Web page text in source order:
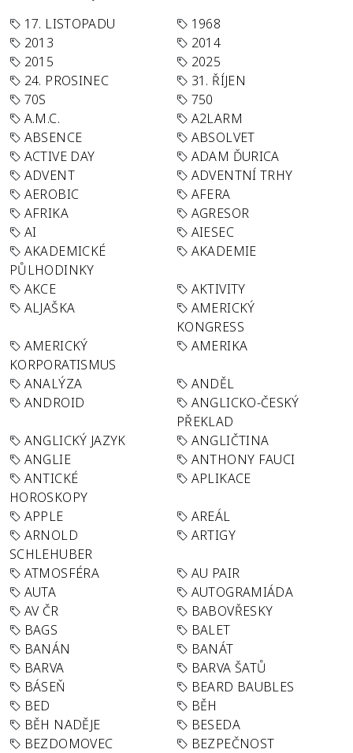
17. LISTOPADU
1968
2013
2014
2015
2025
24. PROSINEC
31. ŘÍJEN
70S
750
A.M.C.
A2LARM
ABSENCE
ABSOLVET
ACTIVE DAY
ADAM ĎURICA
ADVENT
ADVENTNÍ TRHY
AEROBIC
AFERA
AFRIKA
AGRESOR
AI
AIESEC
AKADEMICKÉ
PŮLHODINKY
AKADEMIE
AKCE
AKTIVITY
ALJAŠKA
AMERICKÝ
KONGRESS
AMERICKÝ
KORPORATISMUS
AMERIKA
ANALÝZA
ANDĚL
ANDROID
ANGLICKO-ČESKÝ
PŘEKLAD
ANGLICKÝ JAZYK
ANGLIČTINA
ANGLIE
ANTHONY FAUCI
ANTICKÉ
HOROSKOPY
APLIKACE
APPLE
AREÁL
ARNOLD
SCHLEHUBER
ARTIGY
ATMOSFÉRA
AU PAIR
AUTA
AUTOGRAMIÁDA
AV ČR
BABOVŘESKY
BAGS
BALET
BANÁN
BANÁT
BARVA
BARVA ŠATŮ
BÁSEŇ
BEARD BAUBLES
BED
BĚH
BĚH NADĚJE
BESEDA
BEZDOMOVEC
BEZPEČNOST